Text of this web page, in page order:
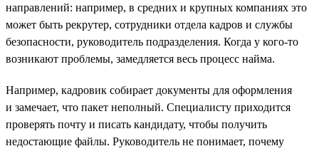
направлений: например, в средних и крупных компаниях это
может быть рекрутер, сотрудники отдела кадров и службы
безопасности, руководитель подразделения. Когда у кого-то
возникают проблемы, замедляется весь процесс найма.
Например, кадровик собирает документы для оформления
и замечает, что пакет неполный. Специалисту приходится
проверять почту и писать кандидату, чтобы получить
недостающие файлы. Руководитель не понимает, почему